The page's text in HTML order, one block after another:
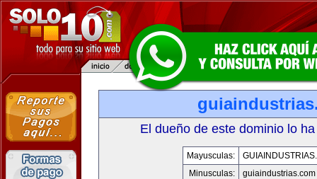
El dueño de este dominio lo
Mayusculas:
Minusculas:
guiaindustrias.com